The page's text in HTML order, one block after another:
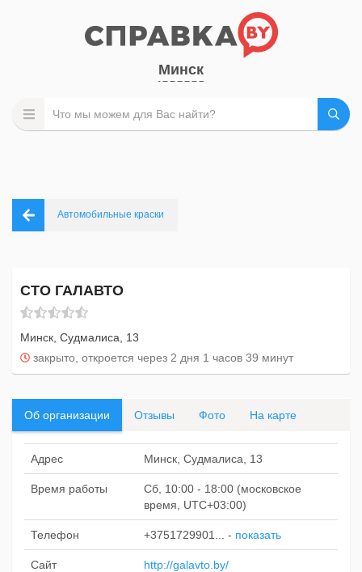
Минск
Автомобильные краски
СТО ГАЛАВТО
Минск, Судмалиса, 13
закрыто, откроется через 2 дня 1 часов 39 минут
Об организации Отзывы Фото На карте
Адрес Минск, Судмалиса, 13
Время работы
Сб, 10:00 - 18:00 (московское
время, UTC+03:00)
Телефон +3751729901... - показать
Сайт http://galavto.by/